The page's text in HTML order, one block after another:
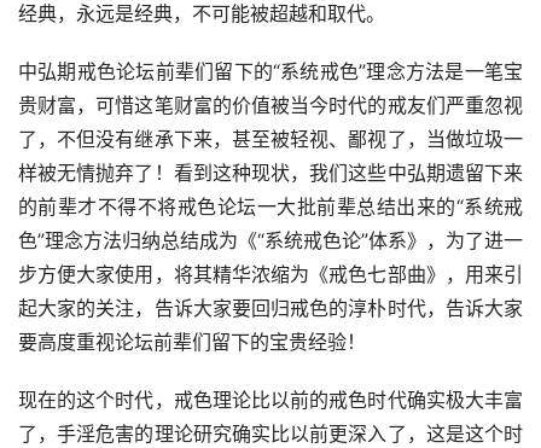
经典，永远是经典，不可能被超越和取代。
中弘期戒色论坛前辈们留下的“系统戒色”理念方法是一笔宝
贵财富，可惜这笔财富的价值被当今时代的戒友们严重忽视
了，不但没有继承下来，甚至被轻视、鄙视了，当做垃圾一
样被无情抛弃了！看到这种现状，我们这些中弘期遗留下来
的前辈才不得不将戒色论坛一大批前辈总结出来的“系统戒
色”理念方法归纳总结成为《“系统戒色论”体系》，为了进一
步方便大家使用，将其精华浓缩为《戒色七部曲》，用来引
起大家的关注，告诉大家要回归戒色的淳朴时代，告诉大家
要高度重视论坛前辈们留下的宝贵经验！
现在的这个时代，戒色理论比以前的戒色时代确实极大丰富
了，手淫危害的理论研究确实比以前更深入了，这是这个时